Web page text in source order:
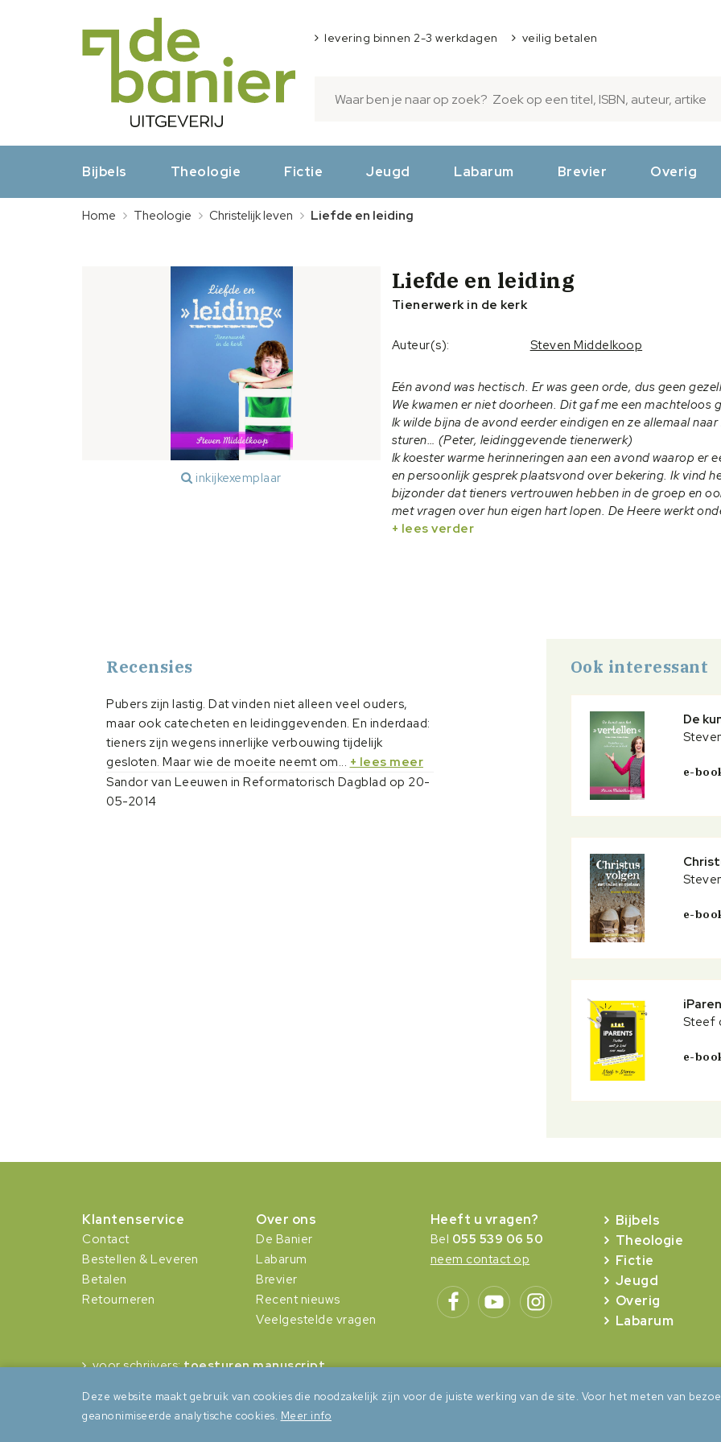
levering binnen 2-3 werkdagen veilig betalen
Bijbels Theologie Fictie Jeugd Labarum Brevier Overig
Home Theologie Christelijk leven Liefde en leiding
inkijkexemplaar
Liefde en leiding
Tienerwerk in de kerk
Auteur(s): Steven Middelkoop
Eén avond was hectisch. Er was geen orde, dus geen
We kwamen er niet doorheen. Dit gaf me een machteloos
Ik wilde bijna de avond eerder eindigen en ze allemaal naar
sturen… (Peter, leidinggevende tienerwerk)
Ik koester warme herinneringen aan een avond waarop er
en persoonlijk gesprek plaatsvond over bekering. Ik vind
bijzonder dat tieners vertrouwen hebben in de groep en
met vragen over hun eigen hart lopen. De Heere werkt
tieners! (Henny, leidinggevende tienerwerk)
de Hersteld Hervormde Jongeren Organisatie (HHJO) en
pabo, werkte in het basisonderwijs en deed een opleiding tot
coach. Vanuit de HHJO verzorgt Steven toerusting voor
tienerwerkers en spreekt hij geregeld voor groepen tieners
en onderwijs.
+ lees verder
Recensies
Pubers zijn lastig. Dat vinden niet alleen veel ouders,
maar ook catecheten en leidinggevenden. En inderdaad:
tieners zijn wegens innerlijke verbouwing tijdelijk
gesloten. Maar wie de moeite neemt om... + lees meer
Sandor van Leeuwen in Reformatorisch Dagblad op 20-
05-2014
Ook interessant
De
e-
e-
Steef
e-
Klantenservice
Contact
Bestellen & Leveren
Betalen
Retourneren
Over ons
De Banier
Labarum
Brevier
Recent nieuws
Veelgestelde vragen
Heeft u vragen?
Bel 055 539 06 50
neem contact op
Bijbels
Theologie
Fictie
Jeugd
Overig
Labarum
voor schrijvers:toesturen manuscript
Deze website maakt gebruik van cookies die noodzakelijk zijn voor de juiste werking van de site. Voor het meten van
geanonimiseerde analytische cookies. Meer info